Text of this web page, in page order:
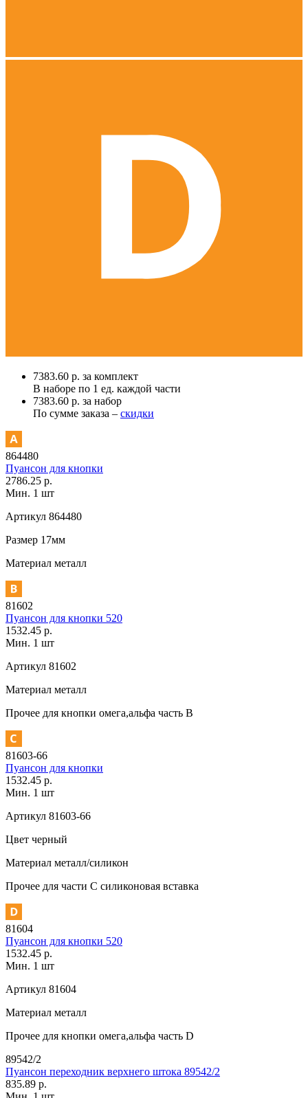
7383.60 р. за комплект
В наборе по 1 ед. каждой части
7383.60 р. за набор
По сумме заказа – скидки
864480
Пуансон для кнопки
2786.25 р.
Мин. 1 шт
Артикул 864480
Размер 17мм
Материал металл
81602
Пуансон для кнопки 520
1532.45 р.
Мин. 1 шт
Артикул 81602
Материал металл
Прочее для кнопки омега,альфа часть В
81603-66
Пуансон для кнопки
1532.45 р.
Мин. 1 шт
Артикул 81603-66
Цвет черный
Материал металл/силикон
Прочее для части C силиконовая вставка
81604
Пуансон для кнопки 520
1532.45 р.
Мин. 1 шт
Артикул 81604
Материал металл
Прочее для кнопки омега,альфа часть D
89542/2
Пуансон переходник верхнего штока 89542/2
835.89 р.